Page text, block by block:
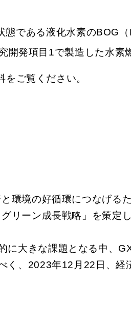
である液化水素のBOG（
開発項目1で製造した水素
ご覧ください。
環境の好循環につなげる
リーン成長戦略」を策定し
大きな課題となる中、
く、2023年12月22日、